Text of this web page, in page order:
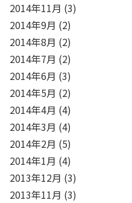
2014年11月 (3)
2014年9月 (2)
2014年8月 (2)
2014年7月 (2)
2014年6月 (3)
2014年5月 (2)
2014年4月 (4)
2014年3月 (4)
2014年2月 (5)
2014年1月 (4)
2013年12月 (3)
2013年11月 (3)